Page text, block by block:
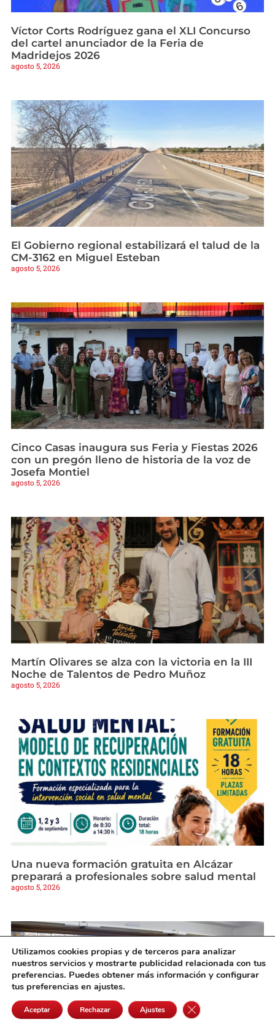
Víctor Corts Rodríguez gana el XLI Concurso
del cartel anunciador de la Feria de
Madridejos 2026
agosto 5, 2026
El Gobierno regional estabilizará el talud de la
CM-3162 en Miguel Esteban
agosto 5, 2026
Cinco Casas inaugura sus Feria y Fiestas 2026
con un pregón lleno de historia de la voz de
Josefa Montiel
agosto 5, 2026
Martín Olivares se alza con la victoria en la III
Noche de Talentos de Pedro Muñoz
agosto 5, 2026
Una nueva formación gratuita en Alcázar
preparará a profesionales sobre salud mental
agosto 5, 2026
Utilizamos cookies propias y de terceros para analizar
nuestros servicios y mostrarte publicidad relacionada con tus
preferencias. Puedes obtener más información y configurar
tus preferencias en ajustes.
Aceptar Rechazar Ajustes Cerrar el banner de